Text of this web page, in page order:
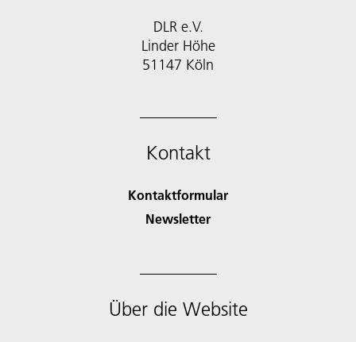
DLR e.V.
Linder Höhe
51147 Köln
Kontakt
Kontaktformular
Newsletter
Über die Website